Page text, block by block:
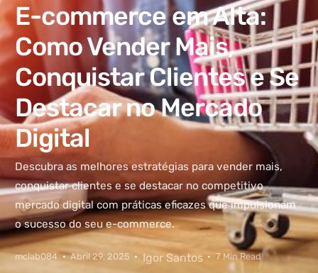
E-commerce em Alta:
Como Vender Mais,
Conquistar Clientes e Se
Destacar no Mercado
Digital
Descubra as melhores estratégias para vender mais,
conquistar clientes e se destacar no competitivo
mercado digital com práticas eficazes que impulsionam
o sucesso do seu e-commerce.
mclab084 Abril 29, 2025 Igor Santos 7 Min Read